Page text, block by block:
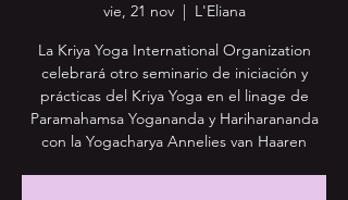
vie, 21 nov
  |
L'Eliana
La Kriya Yoga International Organization
celebrará otro seminario de iniciación y
prácticas del Kriya Yoga en el linage de
Paramahamsa Yogananda y Hariharananda
con la Yogacharya Annelies van Haaren